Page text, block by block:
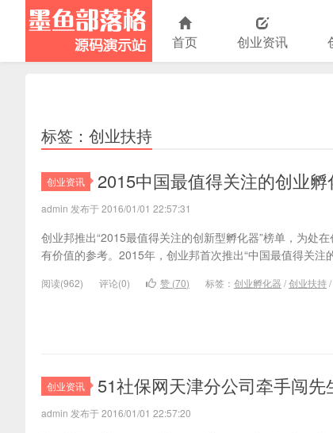
演示站
首页 创业资讯
标签：创业扶持
创业资讯 2015中国最值得关注的创业
admin 发布于 2016/01/01 22:57:31
创业邦推出“2015最值得关注的创新型孵化器”榜单，为处
有价值的参考。2015年，创业邦首次推出“中国最值得关注
阅读(962) 评论(0) 赞 (70) 标签： 创业孵化器 /创业扶持/
创业资讯 51社保网天津分公司牵手闯
admin 发布于 2016/01/01 22:57:20